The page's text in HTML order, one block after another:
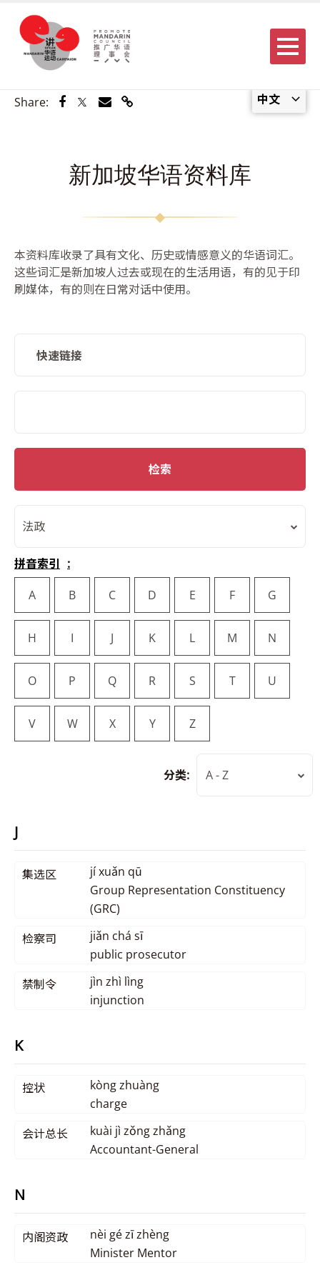
中文
Menu
Share: Share via Facebook
Share via Twitter
Share via Email
Share via Link
新加坡华语资料库
本资料库收录了具有文化、历史或情感意义的华语词汇。
这些词汇是新加坡人过去或现在的生活用语，有的见于印
刷媒体，有的则在日常对话中使用。
快速链接
检索
法政
拼音索引
A
B C D E F G
H I J K L M N
O P Q R S T U
V W X Y Z
分类: A - Z
J
集选区
jí xuǎn qū
Group Representation Constituency
(GRC)
检察司
jiǎn chá sī
public prosecutor
禁制令
jìn zhì lìng
injunction
K
控状
kòng zhuàng
charge
会计总长
kuài jì zǒng zhǎng
Accountant-General
N
内阁资政
nèi gé zī zhèng
Minister Mentor